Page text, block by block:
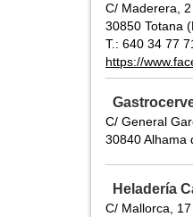
C/ Maderera, 2
30850 Totana
T.: 640 34 77
https://
C/ General
30840 Alhama
Heladería
C/ Mallorca, 17